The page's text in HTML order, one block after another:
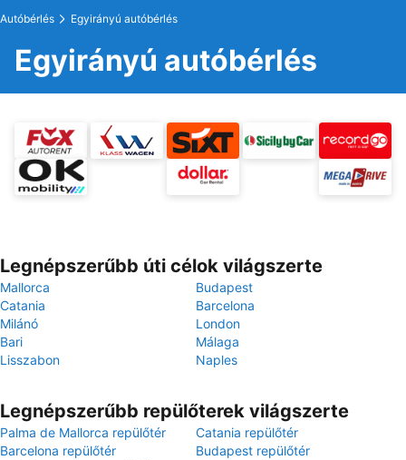
Autóbérlés Egyirányú autóbérlés
Egyirányú autóbérlés
Legnépszerűbb úti célok világszerte
Mallorca
Budapest
Catania
Barcelona
Milánó
London
Bari
Málaga
Lisszabon
Naples
Legnépszerűbb repülőterek világszerte
Palma de Mallorca repülőtér
Catania repülőtér
Barcelona repülőtér
Budapest repülőtér